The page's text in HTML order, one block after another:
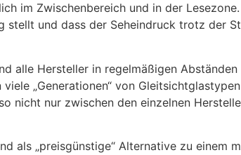
im Zwischenbereich und in der
stellt und dass der Seheindruck trotz der
alle Hersteller in regelmäßigen Abständen
„Generationen“ von Gleitsichtglastypen
nicht nur zwischen den einzelnen
als „preisgünstige“ Alternative zu einem